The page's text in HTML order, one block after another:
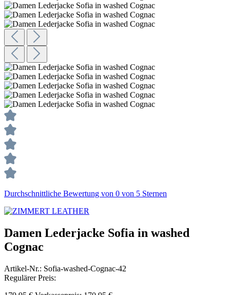
Durchschnittliche Bewertung von 0 von 5 Sternen
Damen Lederjacke Sofia in washed
Cognac
Artikel-Nr.: Sofia-washed-Cognac-42
Regulärer Preis: